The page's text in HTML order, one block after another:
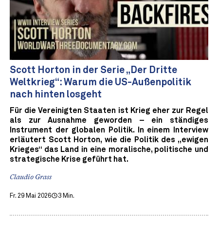
Scott Horton in der Serie „Der Dritte
Weltkrieg“: Warum die US-Außenpolitik
nach hinten losgeht
Für die Vereinigten Staaten ist Krieg eher zur Regel
als zur Ausnahme geworden – ein ständiges
Instrument der globalen Politik. In einem Interview
erläutert Scott Horton, wie die Politik des „ewigen
Krieges“ das Land in eine moralische, politische und
strategische Krise geführt hat.
Claudio Grass
Fr. 29 Mai 2026 3 Min.